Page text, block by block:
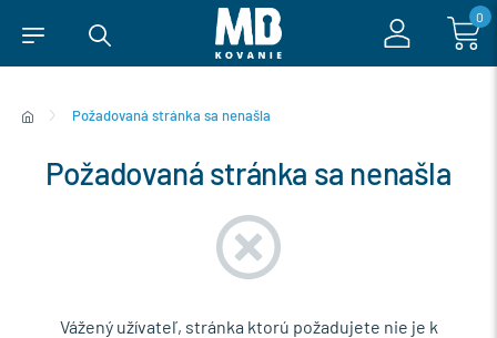
0
Požadovaná stránka sa nenašla
Požadovaná stránka sa nenašla
Vážený užívateľ, stránka ktorú požadujete nie je k